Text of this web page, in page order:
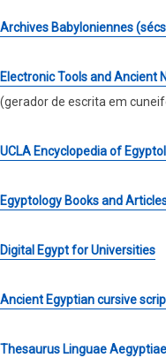
Archives Babyloniennes
Electronic Tools and Ancient
(gerador de escrita em
UCLA Encyclopedia of
Egyptology Books and
Digital Egypt for Universities
Ancient Egyptian cursive
Thesaurus Linguae Aegyptiae